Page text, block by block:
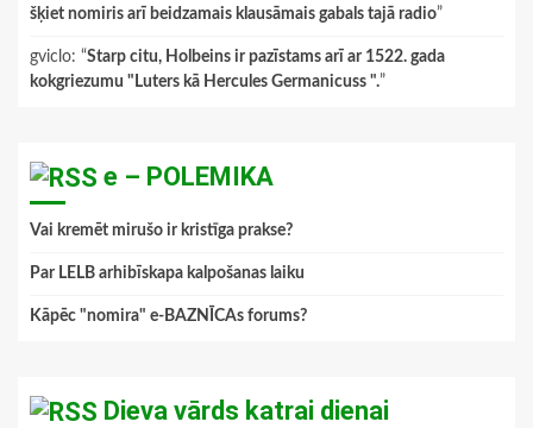
šķiet nomiris arī beidzamais klausāmais gabals tajā radio”
gviclo: “Starp citu, Holbeins ir pazīstams arī ar 1522. gada
kokgriezumu "Luters kā Hercules Germanicuss ".”
e – POLEMIKA
Vai kremēt mirušo ir kristīga prakse?
Par LELB arhibīskapa kalpošanas laiku
Kāpēc "nomira" e-BAZNĪCAs forums?
Dieva vārds katrai dienai